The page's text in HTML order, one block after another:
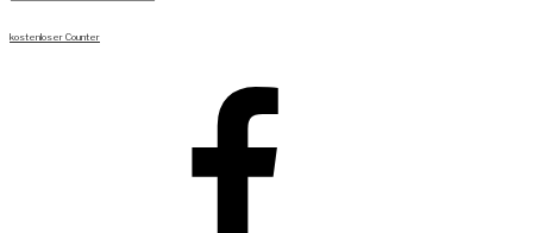
kostenloser Counter